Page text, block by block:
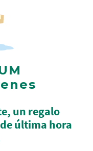
un regalo
última hora